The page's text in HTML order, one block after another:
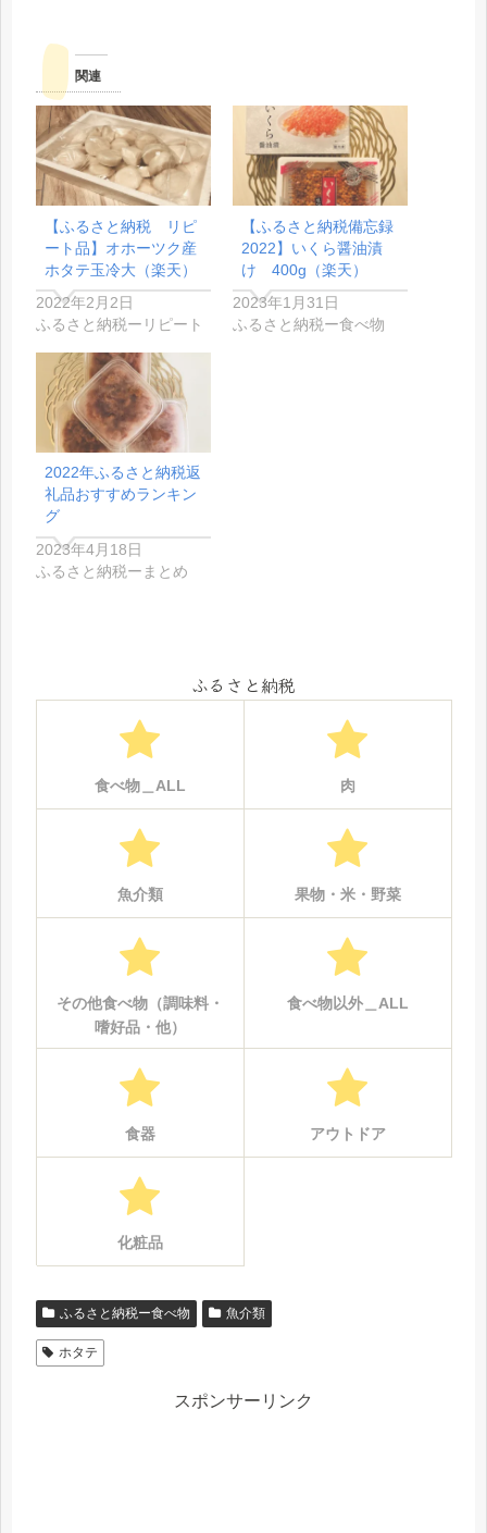
関連
【ふるさと納税 リピ
ート品】オホーツク産
ホタテ玉冷大（楽天）
2022年2月2日
ふるさと納税ーリピート
【ふるさと納税備忘録
2022】いくら醤油漬
け 400g（楽天）
2023年1月31日
ふるさと納税ー食べ物
2022年ふるさと納税返
礼品おすすめランキン
グ
2023年4月18日
ふるさと納税ーまとめ
ふるさと納税
食べ物＿ALL 肉
魚介類 果物・米・野菜
その他食べ物（調味料・
嗜好品・他）
食べ物以外＿ALL
食器 アウトドア
化粧品
ふるさと納税ー食べ物 魚介類
ホタテ
スポンサーリンク